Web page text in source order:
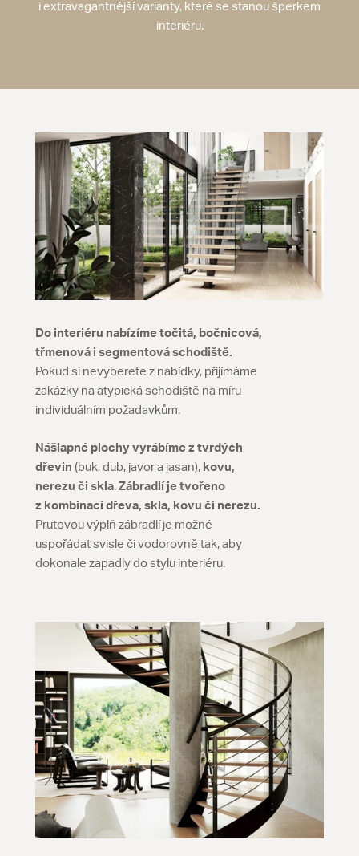
i extravagantnější varianty, které se stanou šperkem
interiéru.
Do interiéru nabízíme točitá, bočnicová,
třmenová i segmentová schodiště.
Pokud si nevyberete z nabídky, přijímáme
zakázky na atypická schodiště na míru
individuálním požadavkům.
Nášlapné plochy vyrábíme z tvrdých
dřevin (buk, dub, javor a jasan), kovu,
nerezu či skla. Zábradlí je tvořeno
z kombinací dřeva, skla, kovu či nerezu.
Prutovou výplň zábradlí je možné
uspořádat svisle či vodorovně tak, aby
dokonale zapadly do stylu interiéru.